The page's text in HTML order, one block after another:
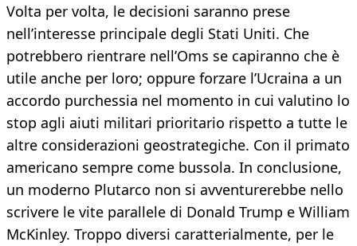
Volta per volta, le decisioni saranno prese
nell’interesse principale degli Stati Uniti. Che
potrebbero rientrare nell’Oms se capiranno che è
utile anche per loro; oppure forzare l’Ucraina a un
accordo purchessia nel momento in cui valutino lo
stop agli aiuti militari prioritario rispetto a tutte le
altre considerazioni geostrategiche. Con il primato
americano sempre come bussola. In conclusione,
un moderno Plutarco non si avventurerebbe nello
scrivere le vite parallele di Donald Trump e William
McKinley. Troppo diversi caratterialmente, per le